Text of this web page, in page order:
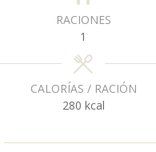
RACIONES
1
CALORÍAS / RACIÓN
280 kcal